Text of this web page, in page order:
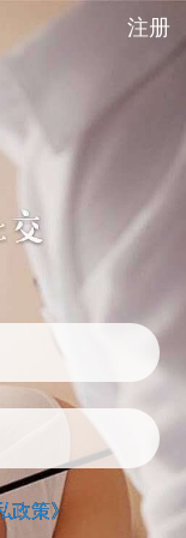
注册
政策》